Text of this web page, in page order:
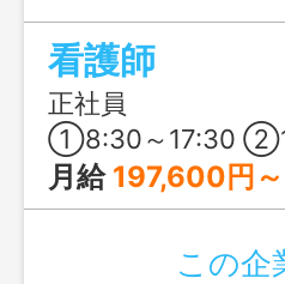
で、福利厚生も充
看護師
正社員
①8:30～17:30 ②17:00～翌9:00 ※①②
月給 197,600円～237,600円 [給与の内
この企